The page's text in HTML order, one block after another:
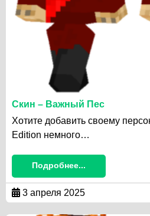
Скин – Важный Пес
Хотите добавить своему
Edition немного…
Подробнее...
3 апреля 2025